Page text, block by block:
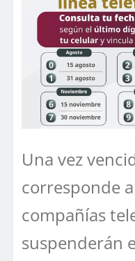
Una vez
corresponde
compañías
suspenderán